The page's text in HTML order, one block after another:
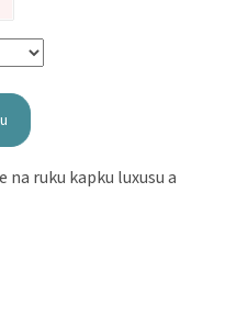
na ruku kapku luxusu a